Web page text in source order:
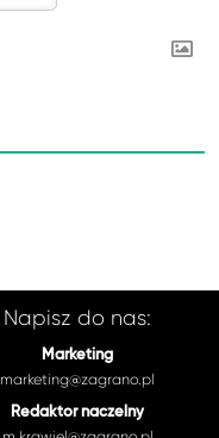
Napisz do nas:
Marketing
marketing@zagrano.pl
Redaktor naczelny